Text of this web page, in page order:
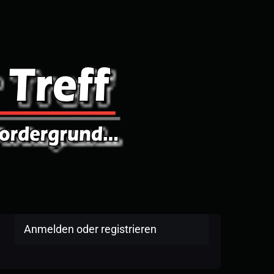
Anmelden oder registrieren